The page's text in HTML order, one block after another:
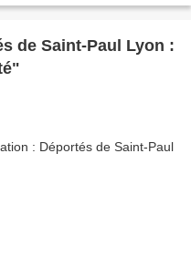
de Saint-Paul Lyon :